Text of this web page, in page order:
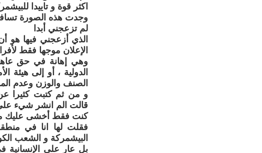
اكثر قوة و تاييدا
وجدت هذه الصورة
لم تزعجني أبدا
الذي أزعجني فيها
الإعلان موجها فقط
وهي إهانة في حق
الدولية ، أو إلى
الصنف والوزن وعدم
و من ثم كتبت كثيرا
قالت الم انشر شيء
كنت فقط أخشى عليك
فقلت لها انا في
البيشمركة و الشعب
بل عار على الإنسانية